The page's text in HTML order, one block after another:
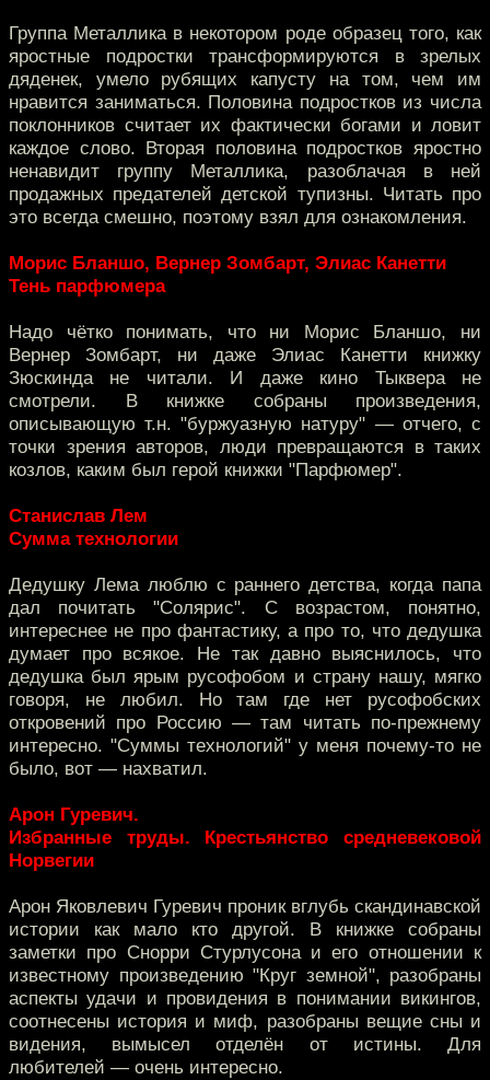
Группа Металлика в некотором роде образец того, как
яростные подростки трансформируются в зрелых
дяденек, умело рубящих капусту на том, чем им
нравится заниматься. Половина подростков из числа
поклонников считает их фактически богами и ловит
каждое слово. Вторая половина подростков яростно
ненавидит группу Металлика, разоблачая в ней
продажных предателей детской тупизны. Читать про
это всегда смешно, поэтому взял для ознакомления.
Морис Бланшо, Вернер Зомбарт, Элиас Канетти
Тень парфюмера
Надо чётко понимать, что ни Морис Бланшо, ни
Вернер Зомбарт, ни даже Элиас Канетти книжку
Зюскинда не читали. И даже кино Тыквера не
смотрели. В книжке собраны произведения,
описывающую т.н. "буржуазную натуру" — отчего, с
точки зрения авторов, люди превращаются в таких
козлов, каким был герой книжки "Парфюмер".
Станислав Лем
Сумма технологии
Дедушку Лема люблю с раннего детства, когда папа
дал почитать "Солярис". С возрастом, понятно,
интереснее не про фантастику, а про то, что дедушка
думает про всякое. Не так давно выяснилось, что
дедушка был ярым русофобом и страну нашу, мягко
говоря, не любил. Но там где нет русофобских
откровений про Россию — там читать по-прежнему
интересно. "Суммы технологий" у меня почему-то не
было, вот — нахватил.
Арон Гуревич.
Избранные труды. Крестьянство средневековой
Норвегии
Арон Яковлевич Гуревич проник вглубь скандинавской
истории как мало кто другой. В книжке собраны
заметки про Снорри Стурлусона и его отношении к
известному произведению "Круг земной", разобраны
аспекты удачи и провидения в понимании викингов,
соотнесены история и миф, разобраны вещие сны и
видения, вымысел отделён от истины. Для
любителей — очень интересно.